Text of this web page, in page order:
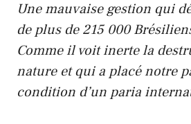
Une mauvaise gestion qui
de plus de 215 000
Comme il voit inerte la
nature et qui a placé notre
condition d’un paria